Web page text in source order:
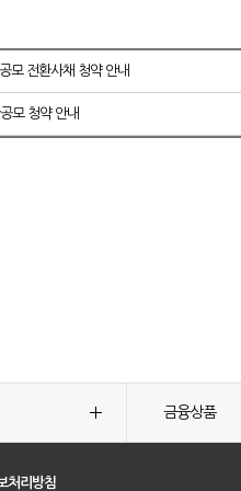
모 전환사채 청약 안내
모 청약 안내
금융상품
처리방침